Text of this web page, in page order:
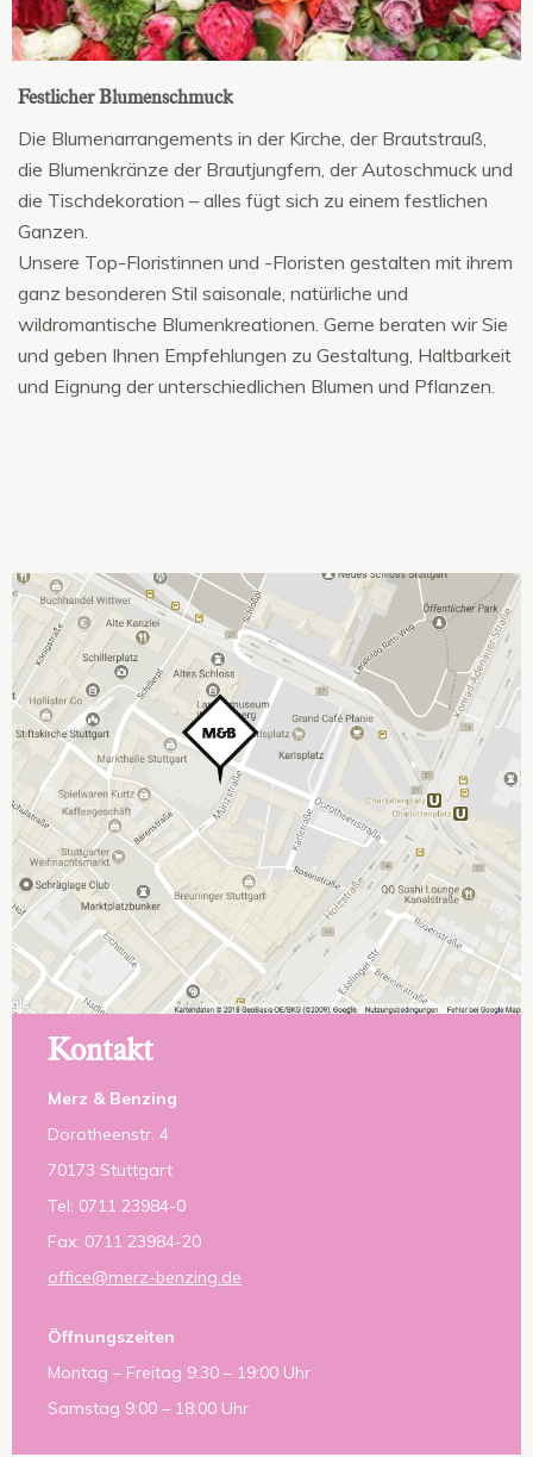
Festlicher Blumenschmuck
Die Blumenarrangements in der Kirche, der Brautstrauß,
die Blumenkränze der Brautjungfern, der Autoschmuck und
die Tischdekoration – alles fügt sich zu einem festlichen
Ganzen.
Unsere Top-Floristinnen und -Floristen gestalten mit ihrem
ganz besonderen Stil saisonale, natürliche und
wildromantische Blumenkreationen. Gerne beraten wir Sie
und geben Ihnen Empfehlungen zu Gestaltung, Haltbarkeit
und Eignung der unterschiedlichen Blumen und Pflanzen.
Kontakt
Merz & Benzing
Dorotheenstr. 4
70173 Stuttgart
Tel: 0711 23984-0
Fax: 0711 23984-20
office@merz-benzing.de
Öffnungszeiten
Montag – Freitag 9:30 – 19:00 Uhr
Samstag 9:00 – 18:00 Uhr